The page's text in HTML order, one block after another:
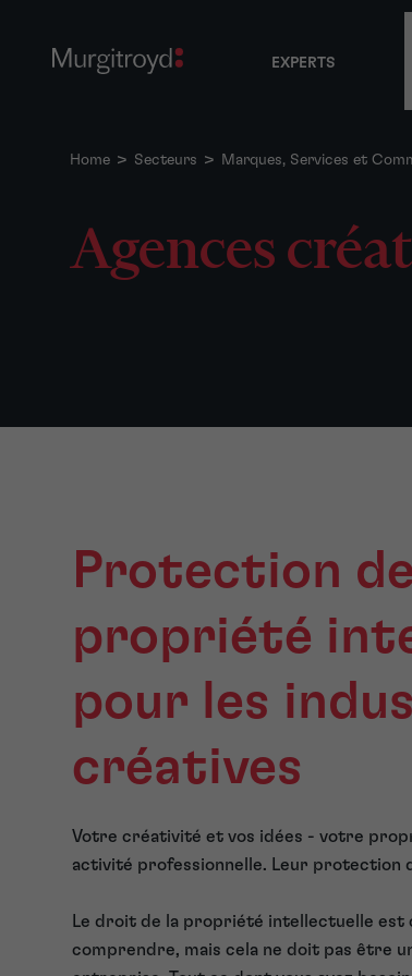
EXPERTS
Home > Secteurs > Marques, Services et
Agences
Protection
propriété
pour les
créatives
Votre créativité et vos idées - votre
activité professionnelle. Leur
Le droit de la propriété intellectuelle
comprendre, mais cela ne doit pas être